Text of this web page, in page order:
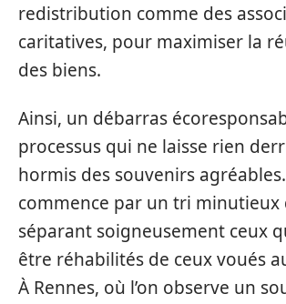
redistribution comme des
caritatives, pour maximiser la
des biens.
Ainsi, un débarras
processus qui ne laisse rien
hormis des souvenirs
commence par un tri minutieux
séparant soigneusement ceux
être réhabilités de ceux voués
À Rennes, où l’on observe un